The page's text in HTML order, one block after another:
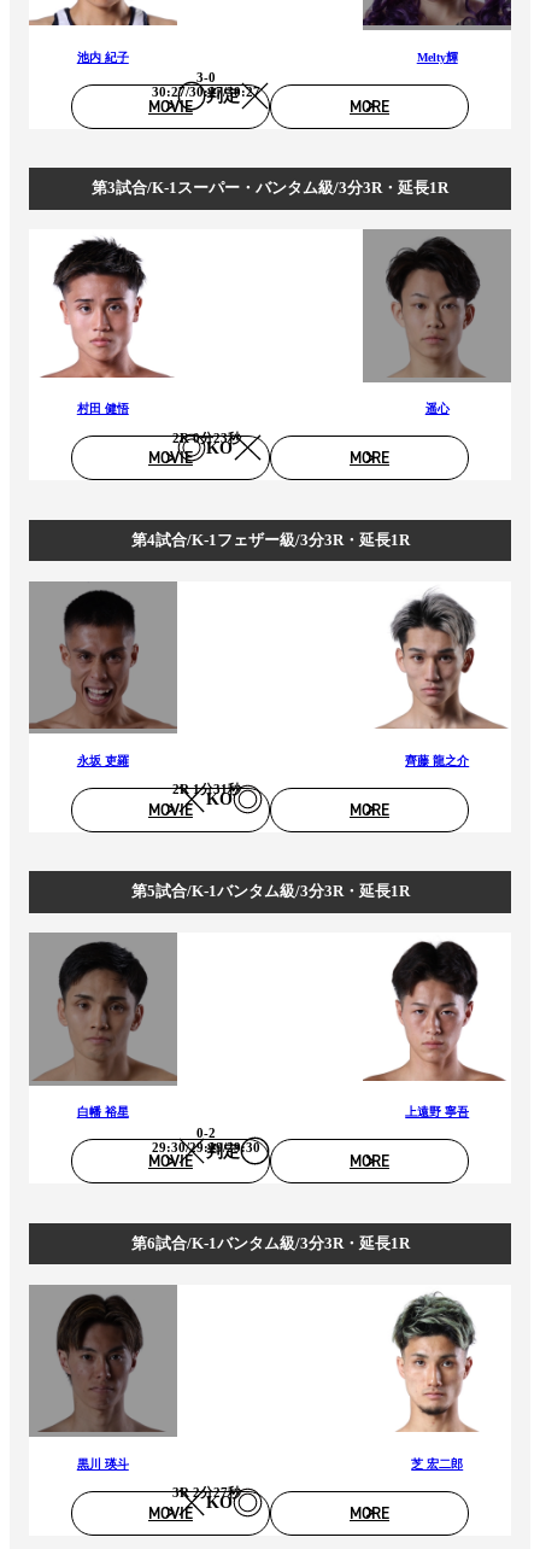
池内 紀子
判定
3-0
30:27/30:27/30:27
Melty輝
MOVIE MORE
第3試合/K-1スーパー・バンタム級/3分3R・延長1R
村田 健悟
KO
2R 0分23秒
遥心
MOVIE MORE
第4試合/K-1フェザー級/3分3R・延長1R
永坂 吏羅
KO
2R 1分31秒
齊藤 龍之介
MOVIE MORE
第5試合/K-1バンタム級/3分3R・延長1R
白幡 裕星
判定
0-2
29:30/29:29/29:30
上遠野 寧吾
MOVIE MORE
第6試合/K-1バンタム級/3分3R・延長1R
黒川 瑛斗
KO
3R 2分27秒
芝 宏二郎
MOVIE MORE